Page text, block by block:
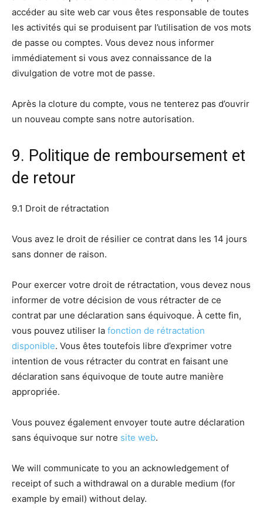
accéder au site web car vous êtes responsable de toutes
les activités qui se produisent par l’utilisation de vos mots
de passe ou comptes. Vous devez nous informer
immédiatement si vous avez connaissance de la
divulgation de votre mot de passe.
Après la cloture du compte, vous ne tenterez pas d’ouvrir
un nouveau compte sans notre autorisation.
9. Politique de remboursement et
de retour
9.1 Droit de rétractation
Vous avez le droit de résilier ce contrat dans les 14 jours
sans donner de raison.
Pour exercer votre droit de rétractation, vous devez nous
informer de votre décision de vous rétracter de ce
contrat par une déclaration sans équivoque. À cette fin,
vous pouvez utiliser la fonction de rétractation
disponible. Vous êtes toutefois libre d’exprimer votre
intention de vous rétracter du contrat en faisant une
déclaration sans équivoque de toute autre manière
appropriée.
Vous pouvez également envoyer toute autre déclaration
sans équivoque sur notre site web.
We will communicate to you an acknowledgement of
receipt of such a withdrawal on a durable medium (for
example by email) without delay.